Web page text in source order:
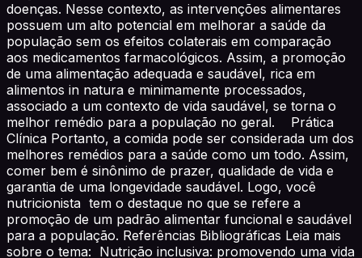
doenças. Nesse contexto, as intervenções alimentares
possuem um alto potencial em melhorar a saúde da
população sem os efeitos colaterais em comparação
aos medicamentos farmacológicos. Assim, a promoção
de uma alimentação adequada e saudável, rica em
alimentos in natura e minimamente processados,
associado a um contexto de vida saudável, se torna o
melhor remédio para a população no geral. Prática
Clínica Portanto, a comida pode ser considerada um dos
melhores remédios para a saúde como um todo. Assim,
comer bem é sinônimo de prazer, qualidade de vida e
garantia de uma longevidade saudável. Logo, você
nutricionista tem o destaque no que se refere a
promoção de um padrão alimentar funcional e saudável
para a população. Referências Bibliográficas Leia mais
sobre o tema: Nutrição inclusiva: promovendo uma vida